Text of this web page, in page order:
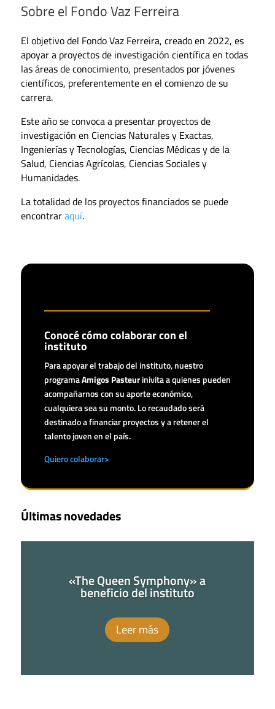
Sobre el Fondo Vaz Ferreira
El objetivo del Fondo Vaz Ferreira, creado en 2022, es
apoyar a proyectos de investigación científica en todas
las áreas de conocimiento, presentados por jóvenes
científicos, preferentemente en el comienzo de su
carrera.
Este año se convoca a presentar proyectos de
investigación en Ciencias Naturales y Exactas,
Ingenierías y Tecnologías, Ciencias Médicas y de la
Salud, Ciencias Agrícolas, Ciencias Sociales y
Humanidades.
La totalidad de los proyectos financiados se puede
encontraraquí.
Conocé cómo colaborar con el
instituto
Para apoyar el trabajo del instituto, nuestro
programaAmigos Pasteur inivita a quienes pueden
acompañarnos con su aporte económico,
cualquiera sea su monto. Lo recaudado será
destinado a financiar proyectos y a retener el
talento joven en el país.
Quiero colaborar>
Últimas novedades
«The Queen Symphony» a
beneficio del instituto
Leer más